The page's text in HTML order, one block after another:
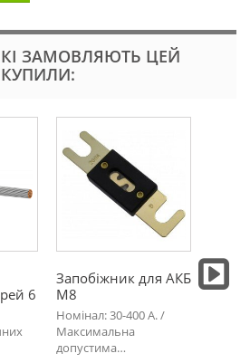
ЗАМОВЛЯЮТЬ ЦЕЙ
6
Запобіжник для АКБ
М8
Номінал: 30-400 А. /
Максимальна
допустима…